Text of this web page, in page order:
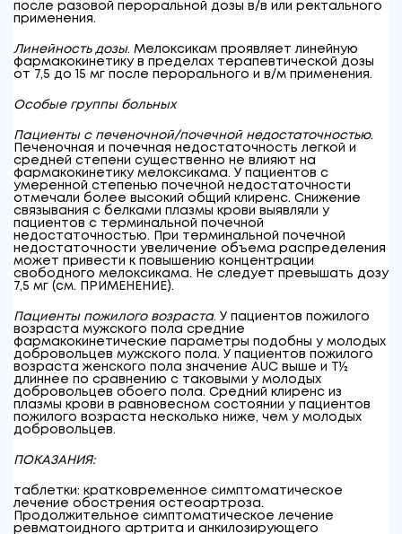
после разовой пероральной дозы в/в или ректального
применения.
Линейность дозы. Мелоксикам проявляет линейную
фармакокинетику в пределах терапевтической дозы
от 7,5 до 15 мг после перорального и в/м применения.
Особые группы больных
Пациенты с печеночной/почечной недостаточностью.
Печеночная и почечная недостаточность легкой и
средней степени существенно не влияют на
фармакокинетику мелоксикама. У пациентов с
умеренной степенью почечной недостаточности
отмечали более высокий общий клиренс. Снижение
связывания с белками плазмы крови выявляли у
пациентов с терминальной почечной
недостаточностью. При терминальной почечной
недостаточности увеличение объема распределения
может привести к повышению концентрации
свободного мелоксикама. Не следует превышать дозу
7,5 мг (см. ПРИМЕНЕНИЕ).
Пациенты пожилого возраста. У пациентов пожилого
возраста мужского пола средние
фармакокинетические параметры подобны у молодых
добровольцев мужского пола. У пациентов пожилого
возраста женского пола значение AUC выше и Т½
длиннее по сравнению с таковыми у молодых
добровольцев обоего пола. Средний клиренс из
плазмы крови в равновесном состоянии у пациентов
пожилого возраста несколько ниже, чем у молодых
добровольцев.
ПОКАЗАНИЯ:
таблетки: кратковременное симптоматическое
лечение обострения остеоартроза.
Продолжительное симптоматическое лечение
ревматоидного артрита и анкилозирующего